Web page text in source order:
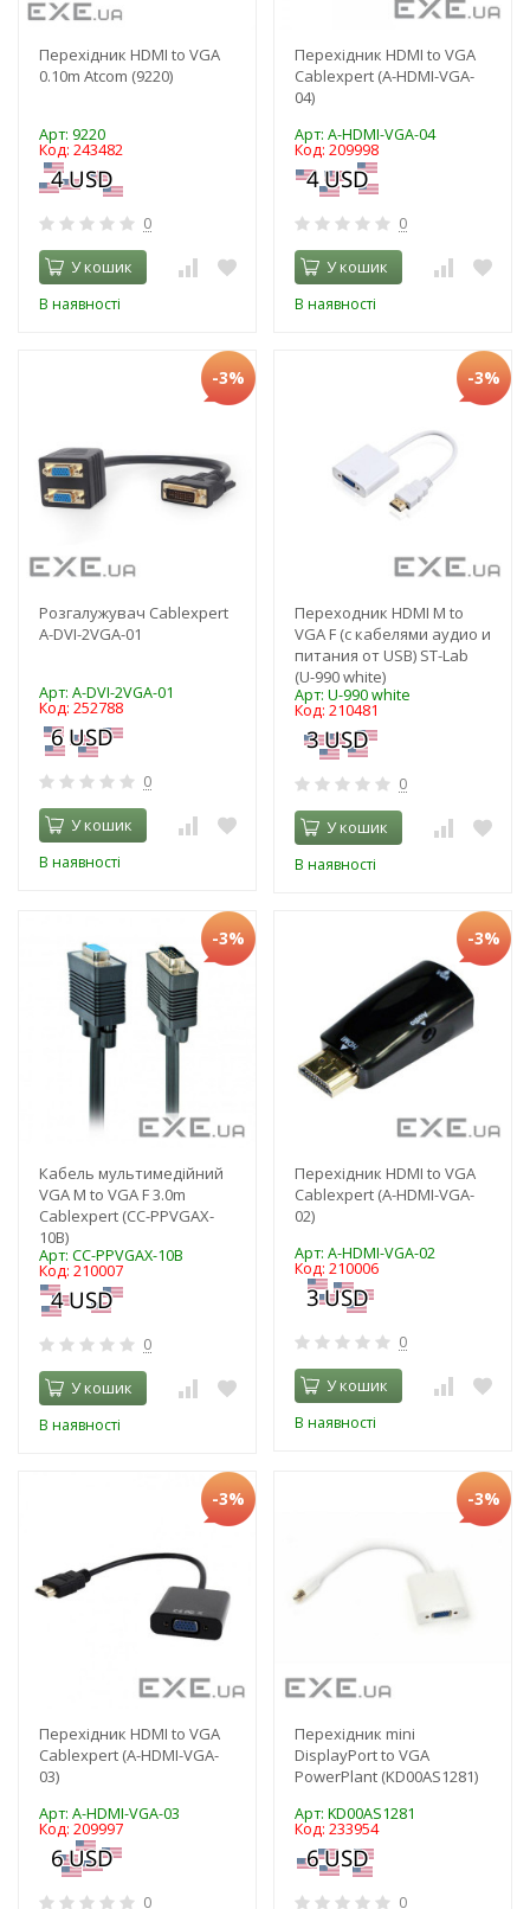
Перехідник HDMI to VGA
0.10m Atcom (9220)
Арт: 9220
Код: 243482
0
У кошик
В наявності
Перехідник HDMI to VGA
Cablexpert (A-HDMI-VGA-
04)
Арт: A-HDMI-VGA-04
Код: 209998
0
У кошик
В наявності
-3%
Розгалужувач Cablexpert
A-DVI-2VGA-01
Арт: A-DVI-2VGA-01
Код: 252788
0
У кошик
В наявності
-3%
Переходник HDMI M to
VGA F (с кабелями аудио и
питания от USB) ST-Lab
(U-990 white)
Арт: U-990 white
Код: 210481
0
У кошик
В наявності
-3%
Кабель мультимедійний
VGA M to VGA F 3.0m
Cablexpert (CC-PPVGAX-
10B)
Арт: CC-PPVGAX-10B
Код: 210007
0
У кошик
В наявності
-3%
Перехідник HDMI to VGA
Cablexpert (A-HDMI-VGA-
02)
Арт: A-HDMI-VGA-02
Код: 210006
0
У кошик
В наявності
-3%
Перехідник HDMI to VGA
Cablexpert (A-HDMI-VGA-
03)
Арт: A-HDMI-VGA-03
Код: 209997
0
-3%
Перехідник mini
DisplayPort to VGA
PowerPlant (KD00AS1281)
Арт: KD00AS1281
Код: 233954
0